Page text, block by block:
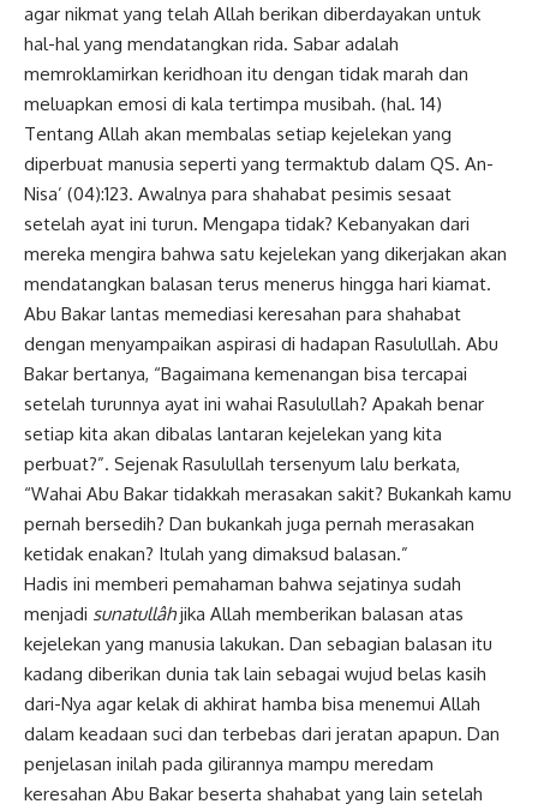
agar nikmat yang telah Allah berikan diberdayakan untuk
hal-hal yang mendatangkan rida. Sabar adalah
memroklamirkan keridhoan itu dengan tidak marah dan
meluapkan emosi di kala tertimpa musibah. (hal. 14)
Tentang Allah akan membalas setiap kejelekan yang
diperbuat manusia seperti yang termaktub dalam QS. An-
Nisa’ (04):123. Awalnya para shahabat pesimis sesaat
setelah ayat ini turun. Mengapa tidak? Kebanyakan dari
mereka mengira bahwa satu kejelekan yang dikerjakan akan
mendatangkan balasan terus menerus hingga hari kiamat.
Abu Bakar lantas memediasi keresahan para shahabat
dengan menyampaikan aspirasi di hadapan Rasulullah. Abu
Bakar bertanya, “Bagaimana kemenangan bisa tercapai
setelah turunnya ayat ini wahai Rasulullah? Apakah benar
setiap kita akan dibalas lantaran kejelekan yang kita
perbuat?”. Sejenak Rasulullah tersenyum lalu berkata,
“Wahai Abu Bakar tidakkah merasakan sakit? Bukankah kamu
pernah bersedih? Dan bukankah juga pernah merasakan
ketidak enakan? Itulah yang dimaksud balasan.”
Hadis ini memberi pemahaman bahwa sejatinya sudah
menjadi sunatullâhjika Allah memberikan balasan atas
kejelekan yang manusia lakukan. Dan sebagian balasan itu
kadang diberikan dunia tak lain sebagai wujud belas kasih
dari-Nya agar kelak di akhirat hamba bisa menemui Allah
dalam keadaan suci dan terbebas dari jeratan apapun. Dan
penjelasan inilah pada gilirannya mampu meredam
keresahan Abu Bakar beserta shahabat yang lain setelah